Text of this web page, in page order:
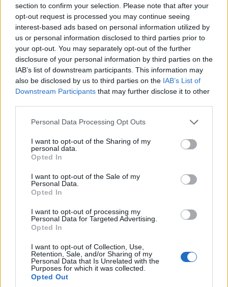
section to confirm your selection. Please note that after your
opt-out request is processed you may continue seeing
interest-based ads based on personal information utilized by
us or personal information disclosed to third parties prior to
your opt-out. You may separately opt-out of the further
disclosure of your personal information by third parties on the
IAB’s list of downstream participants. This information may
also be disclosed by us to third parties on the IAB’s List of
Downstream Participants that may further disclose it to other
Personal Data Processing Opt Outs
I want to opt-out of the Sharing of my
personal data.
Opted In
I want to opt-out of the Sale of my
Personal Data.
Opted In
I want to opt-out of processing my
Personal Data for Targeted Advertising.
Opted In
I want to opt-out of Collection, Use,
Retention, Sale, and/or Sharing of my
Personal Data that Is Unrelated with the
Purposes for which it was collected.
Opted Out
14 - 36
Squalificato 0 - 0%
Infortunato 0 - 0
Inutilizzato 12 - 31%
Scarica riepilogo
stagionale
Giornata Entrato Bonus/Malus
GEN 2-1 EMP
SAS 5-3 GEN
GEN 1-0 BOL